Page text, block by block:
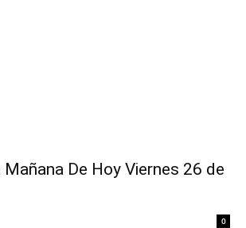
De Hoy Viernes 26 de
0